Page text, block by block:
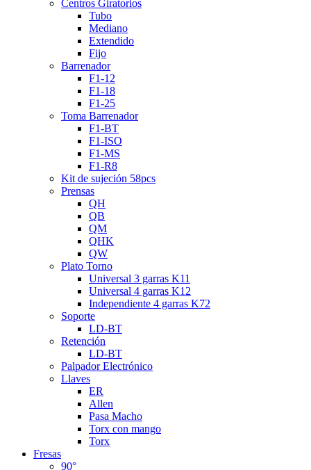
Centros Giratorios
Tubo
Mediano
Extendido
Fijo
Barrenador
F1-12
F1-18
F1-25
Toma Barrenador
F1-BT
F1-ISO
F1-MS
F1-R8
Kit de sujeción 58pcs
Prensas
QH
QB
QM
QHK
QW
Plato Torno
Universal 3 garras K11
Universal 4 garras K12
Independiente 4 garras K72
Soporte
LD-BT
Retención
LD-BT
Palpador Electrónico
Llaves
ER
Allen
Pasa Macho
Torx con mango
Torx
Fresas
90°